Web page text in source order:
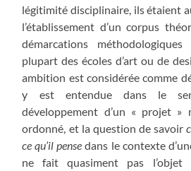
légitimité disciplinaire, ils étaient
l’établissement d’un corpus
démarcations
plupart des écoles d’art ou de
ambition est considérée comme
y est entendue dans le
développement d’un « projet »
ordonné, et la question de savoir
ce qu’il pense dans le contexte
ne fait quasiment pas l’objet